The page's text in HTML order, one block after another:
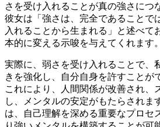
さを受け入れることが真の強さにつ
彼女は「強さは、完全であることで
入れることから生まれる」と述べて
本的に変える示唆を与えてくれます。
実際に、弱さを受け入れることで、
きを強化し、自分自身を許すことが
これにより、人間関係が改善され、
し、メンタルの安定がもたらされま
は、自己理解を深める重要なプロセ